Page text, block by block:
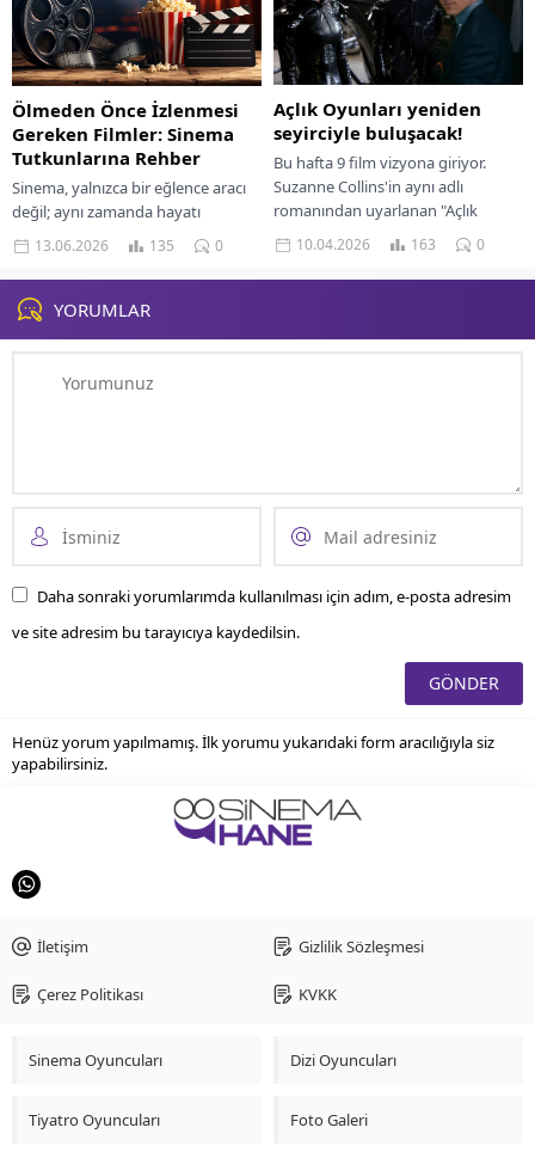
Ölmeden Önce İzlenmesi
Gereken Filmler: Sinema
Tutkunlarına Rehber
Sinema, yalnızca bir eğlence aracı
değil; aynı zamanda hayatı
anlamanın, farklı bakış açıları
kazanmanın ve duygusal
derinliklere inmenin en güçlü...
13.06.2026 135 0
Açlık Oyunları yeniden
seyirciyle buluşacak!
Bu hafta 9 film vizyona giriyor.
Suzanne Collins'in aynı adlı
romanından uyarlanan "Açlık
Oyunları" filmi de yıllar sonra
yeniden sinemaseverlerle...
10.04.2026 163 0
YORUMLAR
Daha sonraki yorumlarımda kullanılması için adım, e-posta adresim
ve site adresim bu tarayıcıya kaydedilsin.
Henüz yorum yapılmamış. İlk yorumu yukarıdaki form aracılığıyla siz
yapabilirsiniz.
İletişim Gizlilik Sözleşmesi
Çerez Politikası KVKK
Sinema Oyuncuları Dizi Oyuncuları
Tiyatro Oyuncuları Foto Galeri